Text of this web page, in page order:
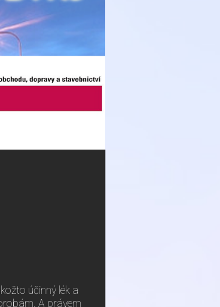
účinný lék a
A právem